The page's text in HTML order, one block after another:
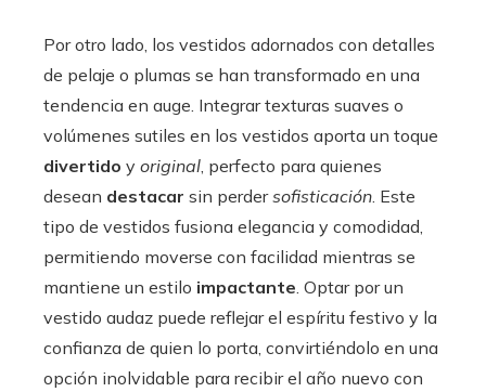
Por otro lado, los vestidos adornados con detalles
de pelaje o plumas se han transformado en una
tendencia en auge. Integrar texturas suaves o
volúmenes sutiles en los vestidos aporta un toque
divertido y original , perfecto para quienes
desean destacar sin perdersofisticación . Este
tipo de vestidos fusiona elegancia y comodidad,
permitiendo moverse con facilidad mientras se
mantiene un estilo impactante . Optar por un
vestido audaz puede reflejar el espíritu festivo y la
confianza de quien lo porta, convirtiéndolo en una
opción inolvidable para recibir el año nuevo con